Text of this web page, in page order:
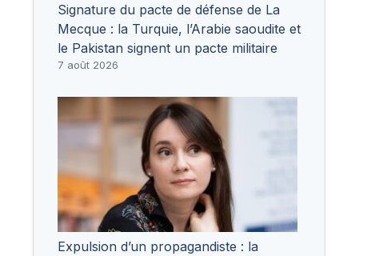
Signature du pacte de défense de La
Mecque : la Turquie, l’Arabie saoudite et
le Pakistan signent un pacte militaire
7 août 2026
Expulsion d’un propagandiste : la